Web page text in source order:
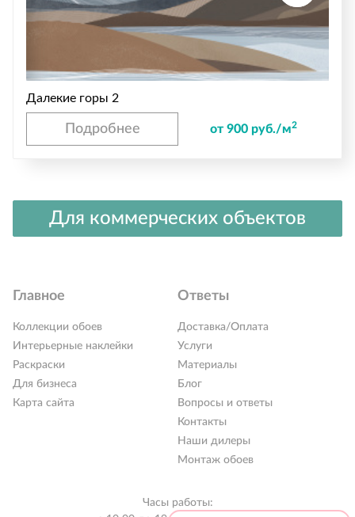
Далекие горы 2
Подробнее от 900 руб./м2
Для коммерческих объектов
Главное
Коллекции обоев
Интерьерные наклейки
Раскраски
Для бизнеса
Карта сайта
Ответы
Доставка/Оплата
Услуги
Материалы
Блог
Вопросы и ответы
Контакты
Наши дилеры
Монтаж обоев
Часы работы: